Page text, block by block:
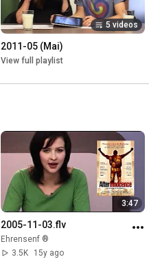
5 videos
2011-05 (Mai)
View full playlist
3:47
2005-11-03.flv
Ehrensenf ®
3.5K
15y ago